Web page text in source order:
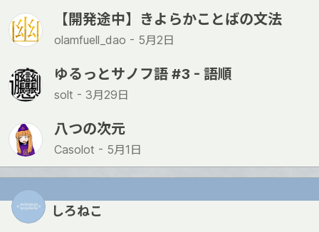
【開発途中】きよらかことばの文法
olamfuell_dao - 5月2日
ゆるっとサノフ語 #3 - 語順
solt - 3月29日
八つの次元
Casolot - 5月1日
しろねこ